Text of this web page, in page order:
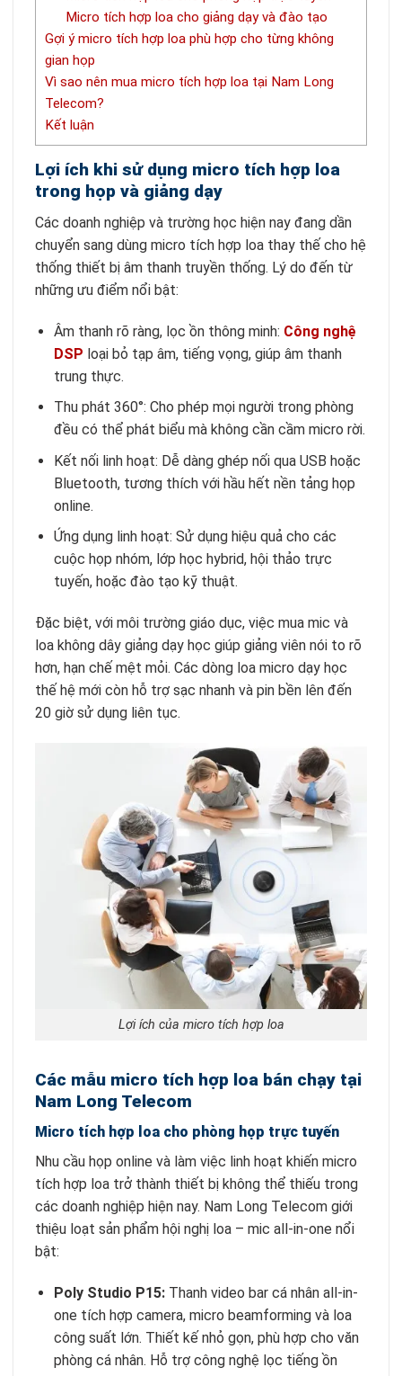
Micro tích hợp loa cho giảng dạy và đào tạo
Gợi ý micro tích hợp loa phù hợp cho từng không
gian họp
Vì sao nên mua micro tích hợp loa tại Nam Long
Telecom?
Kết luận
Lợi ích khi sử dụng micro tích hợp loa
trong họp và giảng dạy
Các doanh nghiệp và trường học hiện nay đang dần
chuyển sang dùng micro tích hợp loa thay thế cho hệ
thống thiết bị âm thanh truyền thống. Lý do đến từ
những ưu điểm nổi bật:
Âm thanh rõ ràng, lọc ồn thông minh: Công nghệ
DSP loại bỏ tạp âm, tiếng vọng, giúp âm thanh
trung thực.
Thu phát 360°: Cho phép mọi người trong phòng
đều có thể phát biểu mà không cần cầm micro rời.
Kết nối linh hoạt: Dễ dàng ghép nối qua USB hoặc
Bluetooth, tương thích với hầu hết nền tảng họp
online.
Ứng dụng linh hoạt: Sử dụng hiệu quả cho các
cuộc họp nhóm, lớp học hybrid, hội thảo trực
tuyến, hoặc đào tạo kỹ thuật.
Đặc biệt, với môi trường giáo dục, việc mua mic và
loa không dây giảng dạy học giúp giảng viên nói to rõ
hơn, hạn chế mệt mỏi. Các dòng loa micro dạy học
thế hệ mới còn hỗ trợ sạc nhanh và pin bền lên đến
20 giờ sử dụng liên tục.
Lợi ích của micro tích hợp loa
Các mẫu micro tích hợp loa bán chạy tại
Nam Long Telecom
Micro tích hợp loa cho phòng họp trực tuyến
Nhu cầu họp online và làm việc linh hoạt khiến micro
tích hợp loa trở thành thiết bị không thể thiếu trong
các doanh nghiệp hiện nay. Nam Long Telecom giới
thiệu loạt sản phẩm hội nghị loa – mic all-in-one nổi
bật:
Poly Studio P15:Thanh video bar cá nhân all-in-
one tích hợp camera, micro beamforming và loa
công suất lớn. Thiết kế nhỏ gọn, phù hợp cho văn
phòng cá nhân. Hỗ trợ công nghệ lọc tiếng ồn